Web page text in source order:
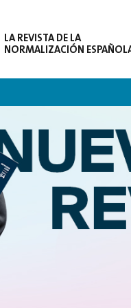
LA REVISTA DE LA
NORMALIZACIÓN